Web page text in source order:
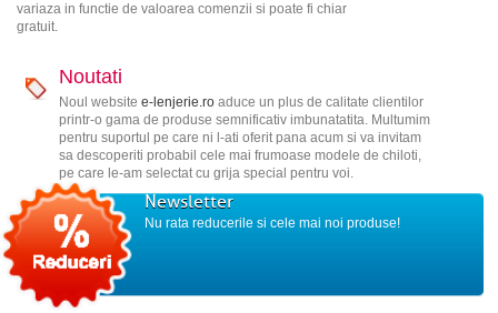
variaza in functie de valoarea comenzii si poate fi chiar
gratuit.
Noutati
Noul website e-lenjerie.roaduce un plus de calitate clientilor
printr-o gama de produse semnificativ imbunatatita. Multumim
pentru suportul pe care ni l-ati oferit pana acum si va invitam
sa descoperiti probabil cele mai frumoase modele de chiloti,
pe care le-am selectat cu grija special pentru voi.
Newsletter
Nu rata reducerile si cele mai noi produse!